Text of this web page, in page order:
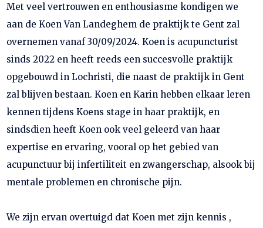
Met veel vertrouwen en enthousiasme kondigen we
aan de Koen Van Landeghem de praktijk te Gent zal
overnemen vanaf 30/09/2024. Koen is acupuncturist
sinds 2022 en heeft reeds een succesvolle praktijk
opgebouwd in Lochristi, die naast de praktijk in Gent
zal blijven bestaan. Koen en Karin hebben elkaar leren
kennen tijdens Koens stage in haar praktijk, en
sindsdien heeft Koen ook veel geleerd van haar
expertise en ervaring, vooral op het gebied van
acupunctuur bij infertiliteit en zwangerschap, alsook bij
mentale problemen en chronische pijn.
We zijn ervan overtuigd dat Koen met zijn kennis ,